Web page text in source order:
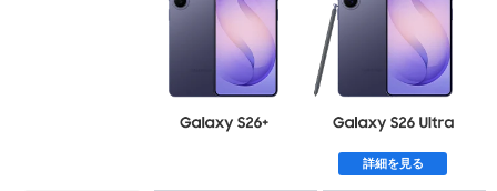
詳細を見る